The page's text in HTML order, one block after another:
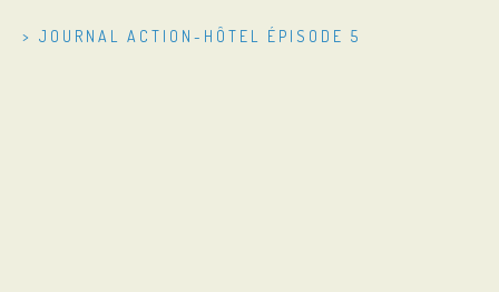
> JOURNAL ACTION-HÔTEL ÉPISODE 5